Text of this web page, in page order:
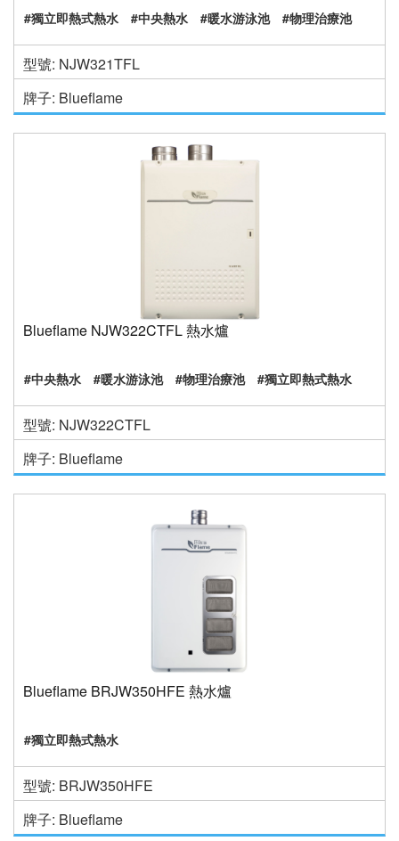
#獨立即熱式熱水 #中央熱水 #暖水游泳池 #物理治療池
型號: NJW321TFL
牌子: Blueflame
Blueflame NJW322CTFL 熱水爐
#中央熱水 #暖水游泳池 #物理治療池 #獨立即熱式熱水
型號: NJW322CTFL
牌子: Blueflame
Blueflame BRJW350HFE 熱水爐
#獨立即熱式熱水
型號: BRJW350HFE
牌子: Blueflame